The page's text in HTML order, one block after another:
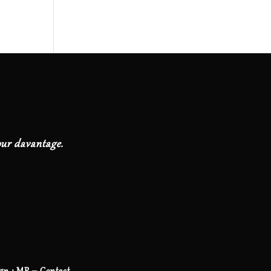
davantage.